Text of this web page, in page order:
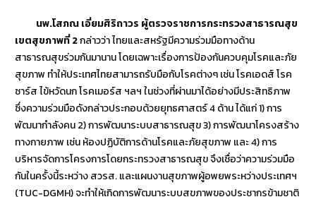
นพ.โสภณ เอี่ยมศิริถาวร ผู้ตรวจราชการกระทรวงสาธารณสุข
เขตสุขภาพที่ 2กล่าวว่า ไทยและสหรัฐมีความร่วมมือทางด้าน
สาธารณสุขร่วมกันมานาน โดยเฉพาะเรื่องการป้องกันควบคุมโรคและภัย
สุขภาพ ทำให้ประเทศไทยสามารถรับมือกับโรคต่างๆ เช่น โรคเอดส์ โรค
ซาร์ส ไข้หวัดนก โรคเมอร์ส ฯลฯ ในช่วงที่ผ่านมาได้อย่างมีประสิทธิภาพ
ซึ่งความร่วมมือดังกล่าวประกอบด้วยยุทธศาสตร์ 4 ด้าน ได้แก่ 1) การ
พัฒนากำลังคน 2) การพัฒนาระบบสาธารณสุข 3) การพัฒนาโครงสร้าง
ทางกายภาพ เช่น ห้องปฏิบัติการด้านโรคและภัยสุขภาพ และ 4) การ
บริหารจัดการโครงการโดยกระทรวงสาธารณสุข จึงเชื่อว่าความร่วมมือ
กันในครั้งนี้ระหว่าง สวรส. และแผนงานสุขภาพผู้อพยพระหว่างประเทศฯ
(TUC-DGMH) จะทำให้เกิดการพัฒนาระบบสุขภาพของประชากรข้ามชาติ